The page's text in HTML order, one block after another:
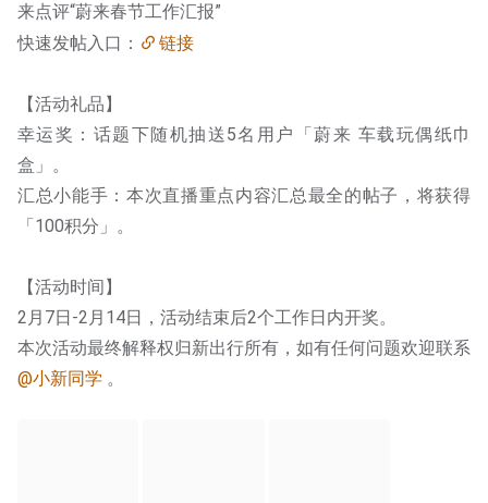
来点评“蔚来春节工作汇报”
快速发帖入口：
链接
【活动礼品】
幸运奖：话题下随机抽送5名用户「蔚来 车载玩偶纸巾
盒」。
汇总小能手：本次直播重点内容汇总最全的帖子，将获得
「100积分」。
【活动时间】
2月7日-2月14日，活动结束后2个工作日内开奖。
本次活动最终解释权归新出行所有，如有任何问题欢迎联系
@小新同学 。